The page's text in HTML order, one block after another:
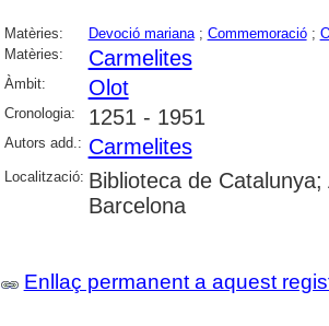
Matèries: Devoció mariana; Commemoració;
Matèries:
Carmelites
Àmbit: Olot
Cronologia: 1251 - 1951
Autors add.: Carmelites
Localització: Biblioteca de
Barcelona
Enllaç permanent a aquest